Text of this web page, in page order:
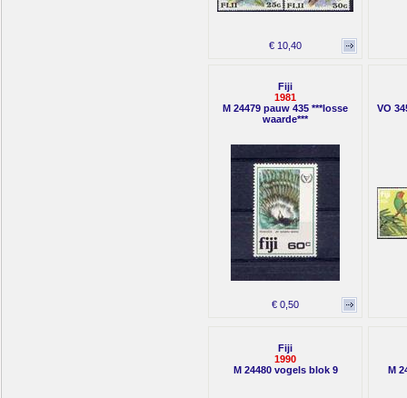
€ 10,40
Fiji
1981
M 24479 pauw 435 ***losse
waarde***
€ 0,50
VO
Fiji
1990
M 24480 vogels blok 9
M